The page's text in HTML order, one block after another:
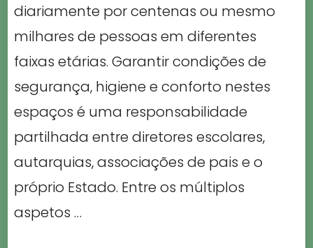
diariamente por centenas ou mesmo
milhares de pessoas em diferentes
faixas etárias. Garantir condições de
segurança, higiene e conforto nestes
espaços é uma responsabilidade
partilhada entre diretores escolares,
autarquias, associações de pais e o
próprio Estado. Entre os múltiplos
aspetos …